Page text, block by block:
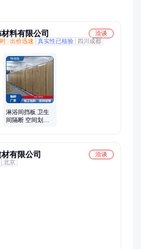
料有限公司
洽谈
出价迅速 真实性已核验
四川成都
淋浴间挡板 卫生
间隔断 空间划分
有限公司
洽谈
北京